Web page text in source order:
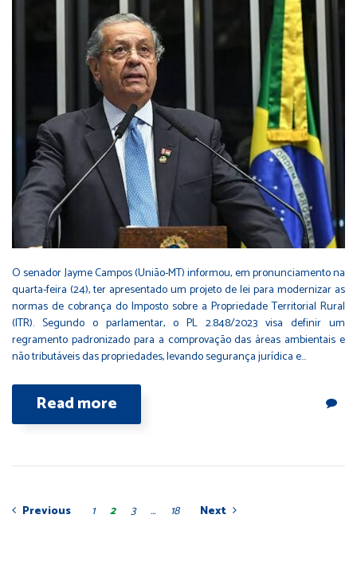
O senador Jayme Campos (União-MT) informou, em pronunciamento na
quarta-feira (24), ter apresentado um projeto de lei para modernizar as
normas de cobrança do Imposto sobre a Propriedade Territorial Rural
(ITR). Segundo o parlamentar, o PL 2.848/2023 visa definir um
regramento padronizado para a comprovação das áreas ambientais e
não tributáveis das propriedades, levando segurança jurídica e…
Read more
Previous 1 2 3 … 18 Next